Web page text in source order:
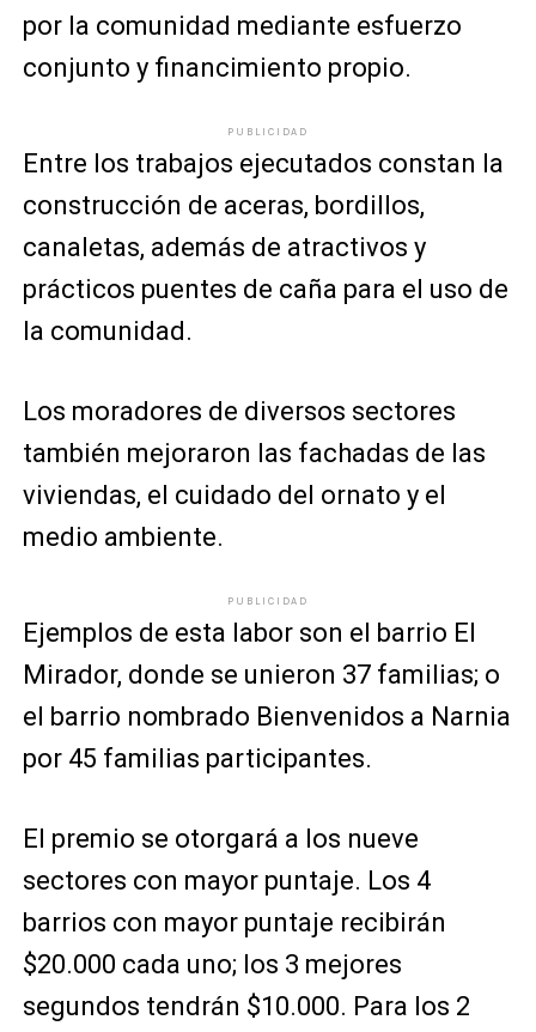
por la comunidad mediante esfuerzo
conjunto y financimiento propio.
PUBLICIDAD
Entre los trabajos ejecutados constan la
construcción de aceras, bordillos,
canaletas, además de atractivos y
prácticos puentes de caña para el uso de
la comunidad.
Los moradores de diversos sectores
también mejoraron las fachadas de las
viviendas, el cuidado del ornato y el
medio ambiente.
PUBLICIDAD
Ejemplos de esta labor son el barrio El
Mirador, donde se unieron 37 familias; o
el barrio nombrado Bienvenidos a Narnia
por 45 familias participantes.
El premio se otorgará a los nueve
sectores con mayor puntaje. Los 4
barrios con mayor puntaje recibirán
$20.000 cada uno; los 3 mejores
segundos tendrán $10.000. Para los 2